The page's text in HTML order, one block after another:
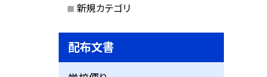
新規カテゴリ
配布文書